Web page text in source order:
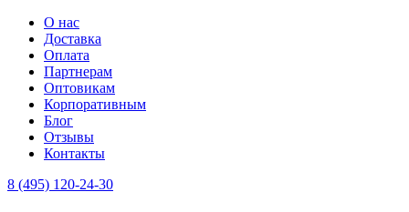
О нас
Доставка
Оплата
Партнерам
Оптовикам
Корпоративным
Блог
Отзывы
Контакты
8 (495) 120-24-30